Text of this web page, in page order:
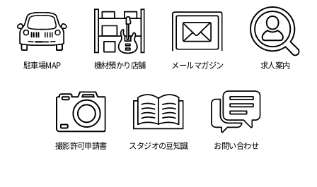
駐車場MAP 機材預かり店舗 メールマガジン 求人案内
撮影許可申請書 スタジオの豆知識 お問い合わせ